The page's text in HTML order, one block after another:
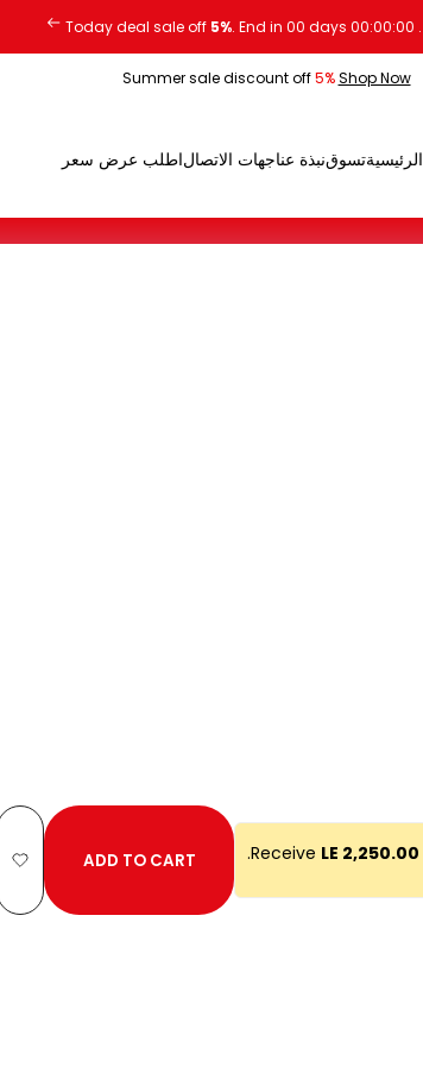
Today deal sale off 5%. End in 00 days 00:00:00 .
Summer sale discount off5% Shop Now
الرئيسيةتسوقنبذة عناجهات الاتصالاطلب عرض سعر
Receive LE 2,250.00
ADD TO CART